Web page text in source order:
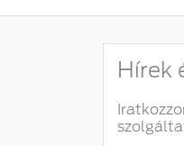
Hírek